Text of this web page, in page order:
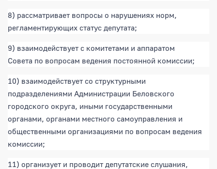
8) рассматривает вопросы о нарушениях норм,
регламентирующих статус депутата;
9) взаимодействует с комитетами и аппаратом
Совета по вопросам ведения постоянной комиссии;
10) взаимодействует со структурными
подразделениями Администрации Беловского
городского округа, иными государственными
органами, органами местного самоуправления и
общественными организациями по вопросам ведения
комиссии;
11) организует и проводит депутатские слушания,